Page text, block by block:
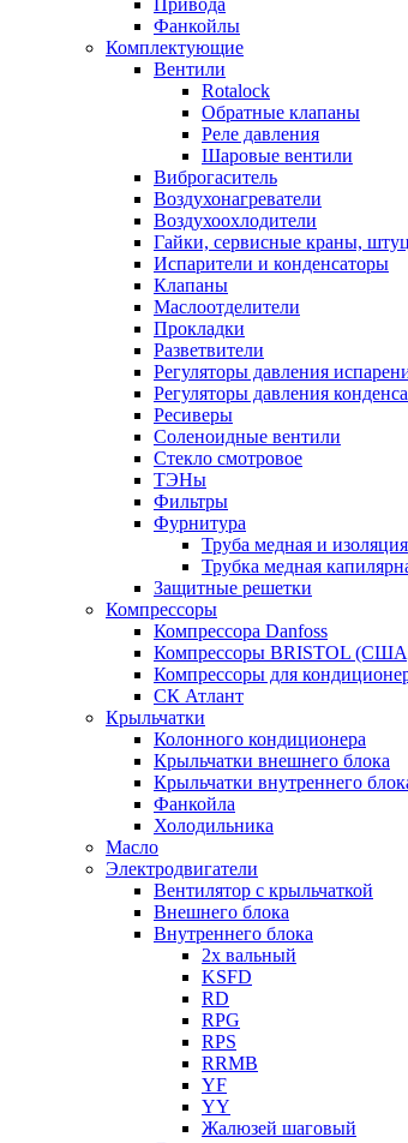
Привода
Фанкойлы
Комплектующие
Вентили
Rotalock
Обратные клапаны
Реле давления
Шаровые вентили
Виброгаситель
Воздухонагреватели
Воздухоохлодители
Гайки, сервисные краны,
Испарители и конденсаторы
Клапаны
Маслоотделители
Прокладки
Разветвители
Регуляторы давления
Регуляторы давления
Ресиверы
Соленоидные вентили
Стекло смотровое
ТЭНы
Фильтры
Фурнитура
Труба медная и изоляция
Трубка медная
Защитные решетки
Компрессоры
Компрессора Danfoss
Компрессоры BRISTOL
Компрессоры для
СК Атлант
Крыльчатки
Колонного кондиционера
Крыльчатки внешнего блока
Крыльчатки внутреннего
Фанкойла
Холодильника
Масло
Электродвигатели
Вентилятор с крыльчаткой
Внешнего блока
Внутреннего блока
2х вальный
KSFD
RD
RPG
RPS
RRMB
YF
YY
Жалюзей шаговый